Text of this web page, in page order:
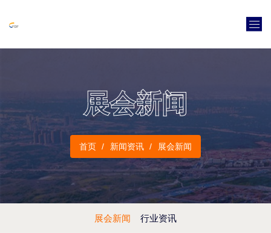
展会新闻
首页 新闻资讯 展会新闻
展会新闻 行业资讯